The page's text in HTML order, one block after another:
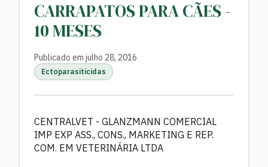
CARRAPATOS PARA CÃES -
10 MESES
Publicado em julho 28, 2016
Ectoparasiticidas
CENTRALVET - GLANZMANN COMERCIAL
IMP EXP ASS., CONS., MARKETING E REP.
COM. EM VETERINÁRIA LTDA